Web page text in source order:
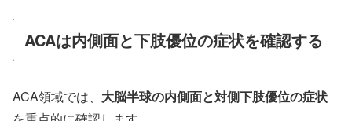
ACAは内側面と下肢優位の症状を確認する
ACA領域では、 大脳半球の内側面と対側下肢優位の症状